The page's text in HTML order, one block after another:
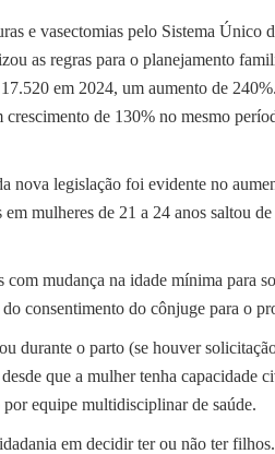
e vasectomias pelo Sistema Único
as regras para o planejamento
em 2024, um aumento de
de 130% no mesmo
nova legislação foi evidente no
mulheres de 21 a 24 anos saltou
com mudança na idade mínima para
consentimento do cônjuge para o
durante o parto (se houver
que a mulher tenha capacidade
equipe multidisciplinar de saúde.
em decidir ter ou não ter